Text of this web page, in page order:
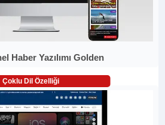
Haber Yazılımı Golden
Çoklu Dil Özelliği